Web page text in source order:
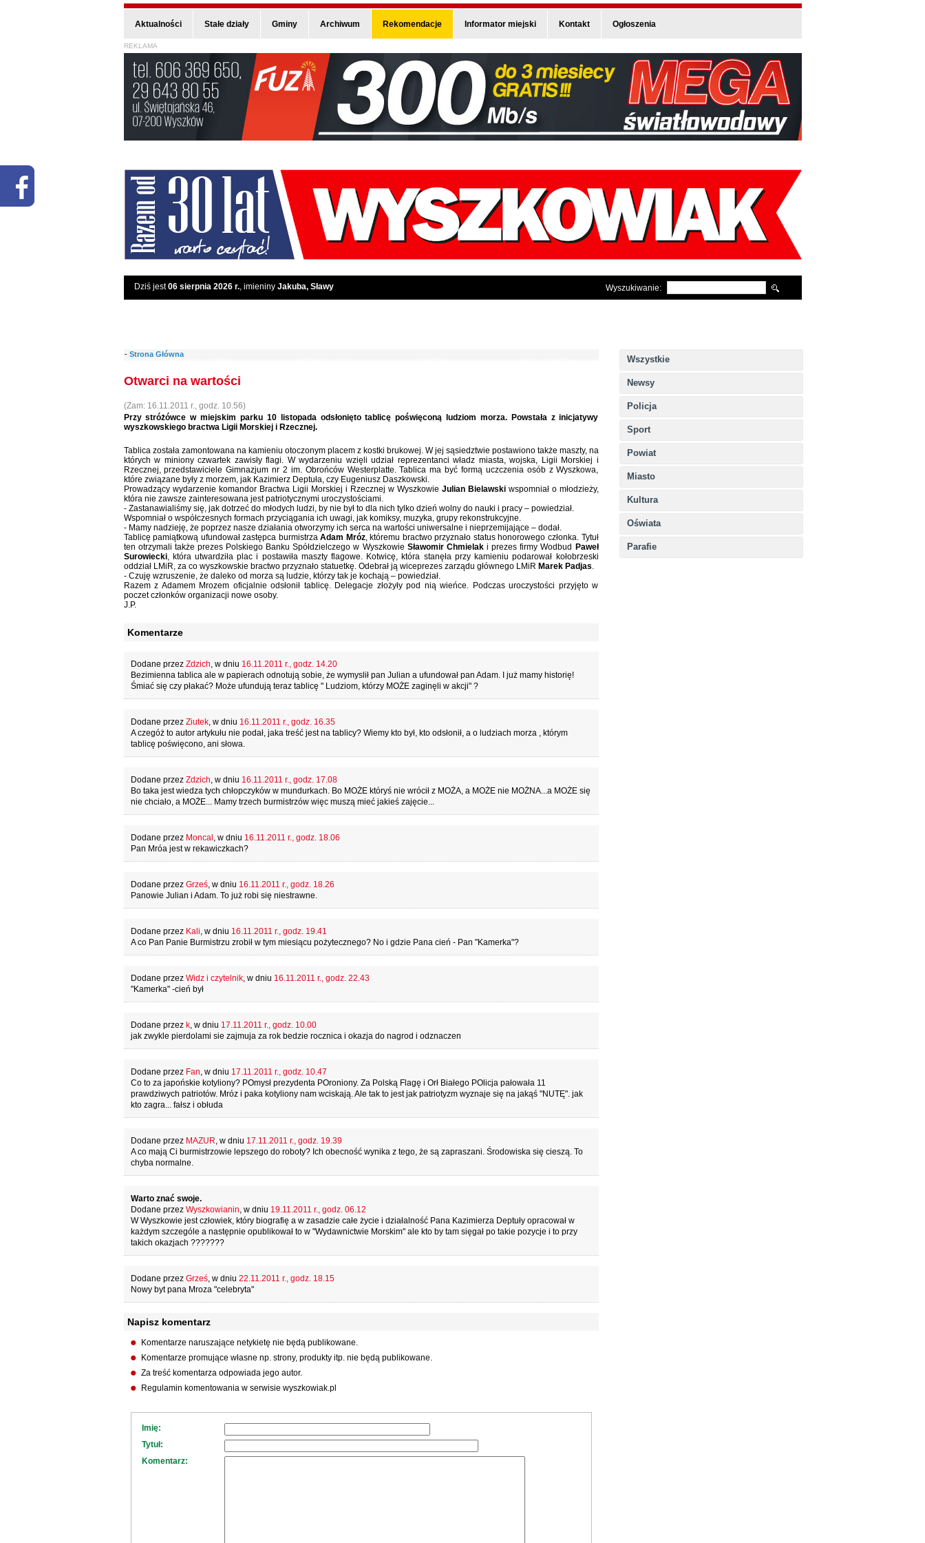
Aktualności Stałe działy Gminy Archiwum Rekomendacje Informator miejski Kontakt Ogłoszenia
REKLAMA
Dziś jest06 sierpnia 2026 r., imieniny Jakuba, Sławy Wyszukiwanie:
Wszystkie
Newsy
Policja
Sport
Powiat
Miasto
Kultura
Oświata
Parafie
- Strona Główna
Otwarci na wartości
(Zam: 16.11.2011 r., godz. 10.56)
Przy stróżówce w miejskim parku 10 listopada odsłonięto tablicę poświęconą ludziom morza. Powstała z inicjatywy
wyszkowskiego bractwa Ligii Morskiej i Rzecznej.
Tablica została zamontowana na kamieniu otoczonym placem z kostki brukowej. W jej sąsiedztwie postawiono także maszty, na
których w miniony czwartek zawisły flagi. W wydarzeniu wzięli udział reprezentanci władz miasta, wojska, Ligii Morskiej i
Rzecznej, przedstawiciele Gimnazjum nr 2 im. Obrońców Westerplatte. Tablica ma być formą uczczenia osób z Wyszkowa,
które związane były z morzem, jak Kazimierz Deptuła, czy Eugeniusz Daszkowski.
Prowadzący wydarzenie komandor Bractwa Ligii Morskiej i Rzecznej w Wyszkowie Julian Bielawskiwspomniał o młodzieży,
która nie zawsze zainteresowana jest patriotycznymi uroczystościami.
- Zastanawialiśmy się, jak dotrzeć do młodych ludzi, by nie był to dla nich tylko dzień wolny do nauki i pracy – powiedział.
Wspomniał o współczesnych formach przyciągania ich uwagi, jak komiksy, muzyka, grupy rekonstrukcyjne.
- Mamy nadzieję, że poprzez nasze działania otworzymy ich serca na wartości uniwersalne i nieprzemijające – dodał.
Tablicę pamiątkową ufundował zastępca burmistrzaAdam Mróz, któremu bractwo przyznało status honorowego członka. Tytuł
ten otrzymali także prezes Polskiego Banku Spółdzielczego w Wyszkowie Sławomir Chmielaki prezes firmy Wodbud
Paweł
Surowiecki, która utwardziła plac i postawiła maszty flagowe. Kotwicę, która stanęła przy kamieniu podarował kołobrzeski
oddział LMiR, za co wyszkowskie bractwo przyznało statuetkę. Odebrał ją wiceprezes zarządu głównego LMiR Marek Padjas.
- Czuję wzruszenie, że daleko od morza są ludzie, którzy tak je kochają – powiedział.
Razem z Adamem Mrozem oficjalnie odsłonił tablicę. Delegacje złożyły pod nią wieńce. Podczas uroczystości przyjęto w
poczet członków organizacji nowe osoby.
J.P.
Komentarze
Dodane przez Zdzich, w dniu 16.11.2011 r., godz. 14.20
Bezimienna tablica ale w papierach odnotują sobie, że wymyslił pan Julian a ufundował pan Adam. I już mamy historię!
Śmiać się czy płakać? Może ufundują teraz tablicę " Ludziom, którzy MOŻE zaginęli w akcji" ?
Dodane przez Ziutek, w dniu 16.11.2011 r., godz. 16.35
A czegóż to autor artykułu nie podał, jaka treść jest na tablicy? Wiemy kto był, kto odsłonił, a o ludziach morza , którym
tablicę poświęcono, ani słowa.
Dodane przez Zdzich, w dniu 16.11.2011 r., godz. 17.08
Bo taka jest wiedza tych chłopczyków w mundurkach. Bo MOŻE któryś nie wrócił z MOŻA, a MOŻE nie MOŻNA...a MOŻE się
nie chciało, a MOŻE... Mamy trzech burmistrzów więc muszą mieć jakieś zajęcie...
Dodane przez Moncal , w dniu 16.11.2011 r., godz. 18.06
Pan Mróa jest w rekawiczkach?
Dodane przez Grześ, w dniu 16.11.2011 r., godz. 18.26
Panowie Julian i Adam. To już robi się niestrawne.
Dodane przez Kali, w dniu 16.11.2011 r., godz. 19.41
A co Pan Panie Burmistrzu zrobił w tym miesiącu pożytecznego? No i gdzie Pana cień - Pan "Kamerka"?
Dodane przez Widz i czytelnik, w dniu 16.11.2011 r., godz. 22.43
"Kamerka" -cień był
Dodane przez k, w dniu 17.11.2011 r., godz. 10.00
jak zwykle pierdolami sie zajmuja za rok bedzie rocznica i okazja do nagrod i odznaczen
Dodane przez Fan, w dniu 17.11.2011 r., godz. 10.47
Co to za japońskie kotyliony? POmysł prezydenta POroniony. Za Polską Flagę i Orł Białego POlicja pałowała 11
prawdziwych patriotów. Mróz i paka kotyliony nam wciskają. Ale tak to jest jak patriotyzm wyznaje się na jakąś "NUTĘ". jak
kto zagra... fałsz i obłuda
Dodane przez MAZUR, w dniu 17.11.2011 r., godz. 19.39
A co mają Ci burmistrzowie lepszego do roboty? Ich obecność wynika z tego, że są zapraszani. Środowiska się cieszą. To
chyba normalne.
Warto znać swoje.
Dodane przez Wyszkowianin, w dniu 19.11.2011 r., godz. 06.12
W Wyszkowie jest człowiek, który biografię a w zasadzie całe życie i działalność Pana Kazimierza Deptuły opracował w
każdym szczególe a następnie opublikował to w "Wydawnictwie Morskim" ale kto by tam sięgał po takie pozycje i to przy
takich okazjach ???????
Dodane przez Grześ, w dniu 22.11.2011 r., godz. 18.15
Nowy byt pana Mroza "celebryta"
Napisz komentarz
Komentarze naruszające netykietę nie będą publikowane.
Komentarze promujące własne np. strony, produkty itp. nie będą publikowane.
Za treść komentarza odpowiada jego autor.
Regulamin komentowania w serwisie wyszkowiak.pl
Imię:
Tytuł:
Komentarz: